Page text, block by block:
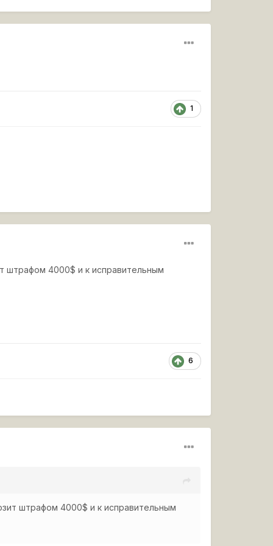
1
штрафом 4000$ и к исправительным
6
штрафом 4000$ и к исправительным